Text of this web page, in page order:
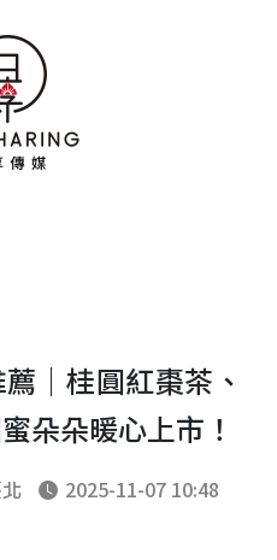
｜桂圓紅棗茶、
朵朵暖心上市！
2025-11-07 10:48